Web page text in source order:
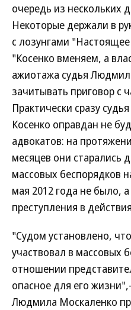
очередь из нескольких
Некоторые держали в
с лозунгами
"Косенко вменяем, а
ажиотажа судья
зачитывать приговор с
Практически сразу
Косенко оправдан не
адвокатов: на
месяцев они старались
массовых беспорядков
мая 2012 года не было,
преступления в
"Судом установлено,
участвовал в массовых
отношении
опасное для его
Людмила Москаленко